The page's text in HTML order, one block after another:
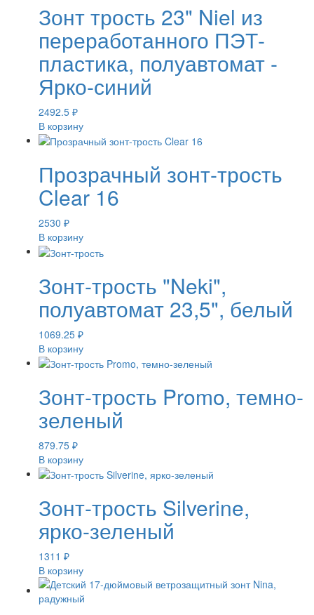
Зонт трость 23" Niel из
переработанного ПЭТ-
пластика, полуавтомат -
Ярко-синий
2492.5 ₽
В корзину
Прозрачный зонт-трость
Clear 16
2530 ₽
В корзину
Зонт-трость "Neki",
полуавтомат 23,5", белый
1069.25 ₽
В корзину
Зонт-трость Promo, темно-
зеленый
879.75 ₽
В корзину
Зонт-трость Silverine,
ярко-зеленый
1311 ₽
В корзину